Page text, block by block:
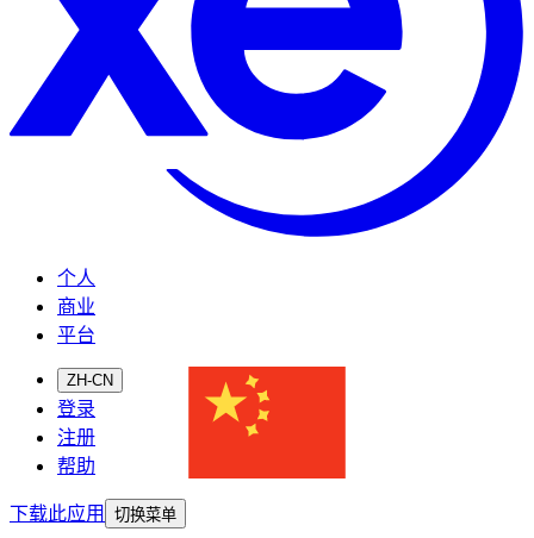
个人
商业
平台
ZH-CN
登录
注册
帮助
下载此应用
切换菜单